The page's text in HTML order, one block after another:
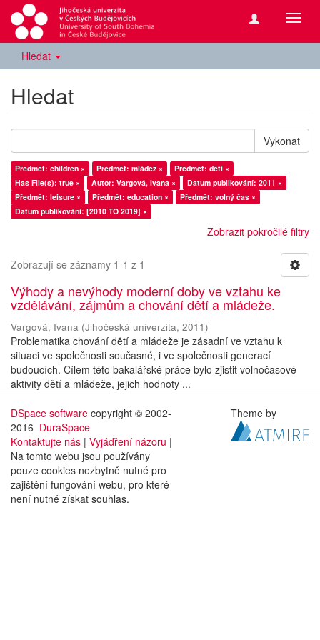
Hledat
Hledat
Vykonat
Předmět: children × Předmět: mládež ×
Předmět: děti ×
Has File(s): true ×
Autor: Vargová, Ivana ×
Datum publikování: 2011 ×
Předmět: leisure ×
Předmět: education ×
Předmět: volný čas ×
Datum publikování: [2010 TO 2019] ×
Zobrazit pokročilé filtry
Zobrazují se záznamy 1-1 z 1
Výhody a nevýhody moderní doby ve vztahu ke
vzdělávání, zájmům a chování dětí a mládeže.
Vargová, Ivana (Jihočeská univerzita, 2011)
Problematika chování dětí a mládeže je zásadní ve vztahu k
situaci ve společnosti současné, i ve společnosti generací
budoucích. Cílem této bakalářské práce bylo zjistit volnočasové
aktivity dětí a mládeže, jejich hodnoty ...
DSpace software copyright © 2002-
2016 DuraSpace
Kontaktujte nás | Vyjádření názoru |
Na tomto webu jsou používány
pouze cookies nezbytně nutné pro
zajištění fungování webu, pro které
není nutné získat souhlas.
Theme by